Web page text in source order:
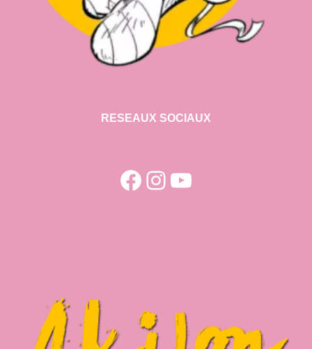
RESEAUX SOCIAUX
Facebook
Instagram
YouTube